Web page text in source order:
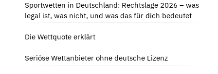
Sportwetten in Deutschland: Rechtslage 2026 – was
legal ist, was nicht, und was das für dich bedeutet
Die Wettquote erklärt
Seriöse Wettanbieter ohne deutsche Lizenz